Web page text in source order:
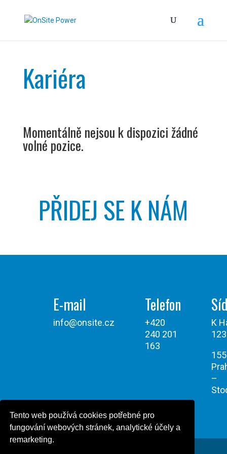
Tento web používá cookies potřebné pro
fungování webových stránek, analytické účely a
remarketing.
Kariéra
Momentálně nejsou k dispozici žádné
volné pozice.
PŘIDEJ SE K NÁM
E-mail
info@onsite.cz
Telefon
+420
240 201
163
K
–